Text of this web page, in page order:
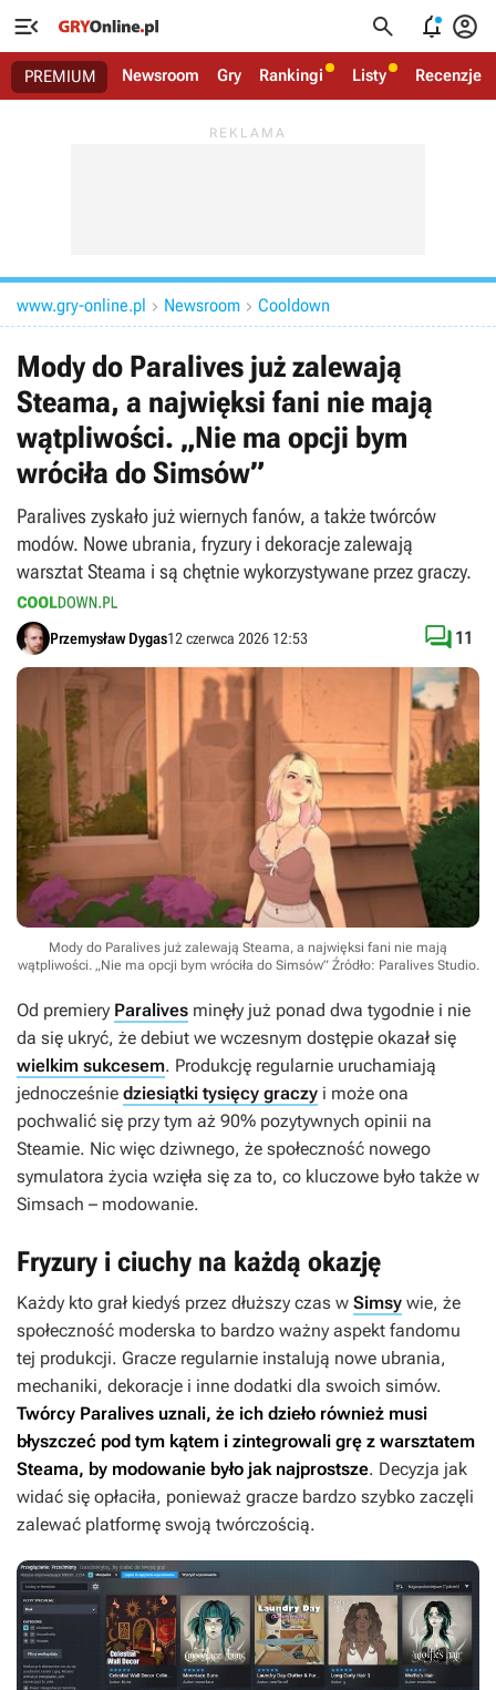
   
PREMIUM Newsroom Gry Rankingi Listy Recenzje
www.gry-online.pl  Newsroom  Cooldown
Mody do Paralives już zalewają
Steama, a najwięksi fani nie mają
wątpliwości. „Nie ma opcji bym
wróciła do Simsów”
Paralives zyskało już wiernych fanów, a także twórców
modów. Nowe ubrania, fryzury i dekoracje zalewają
warsztat Steama i są chętnie wykorzystywane przez graczy.
Przemysław Dygas12 czerwca 2026 12:53  11
Mody do Paralives już zalewają Steama, a najwięksi fani nie mają
wątpliwości. „Nie ma opcji bym wróciła do Simsów” Źródło: Paralives Studio.
Od premiery Paralives minęły już ponad dwa tygodnie i nie
da się ukryć, że debiut we wczesnym dostępie okazał się
wielkim sukcesem. Produkcję regularnie uruchamiają
jednocześnie dziesiątki tysięcy graczy i może ona
pochwalić się przy tym aż 90% pozytywnych opinii na
Steamie. Nic więc dziwnego, że społeczność nowego
symulatora życia wzięła się za to, co kluczowe było także w
Simsach – modowanie.
Fryzury i ciuchy na każdą okazję
Każdy kto grał kiedyś przez dłuższy czas w Simsy wie, że
społeczność moderska to bardzo ważny aspekt fandomu
tej produkcji. Gracze regularnie instalują nowe ubrania,
mechaniki, dekoracje i inne dodatki dla swoich simów.
Twórcy Paralives uznali, że ich dzieło również musi
błyszczeć pod tym kątem i zintegrowali grę z warsztatem
Steama, by modowanie było jak najprostsze. Decyzja jak
widać się opłaciła, ponieważ gracze bardzo szybko zaczęli
zalewać platformę swoją twórczością.